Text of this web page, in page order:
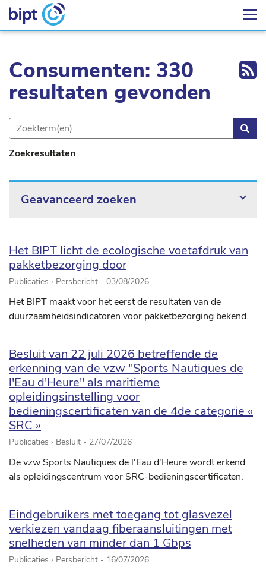
Consumenten: 330
resultaten gevonden
Zoekresultaten
Geavanceerd zoeken
Het BIPT licht de ecologische voetafdruk van
pakketbezorging door
Publicaties › Persbericht - 03/08/2026
Het BIPT maakt voor het eerst de resultaten van de
duurzaamheidsindicatoren voor pakketbezorging bekend.
Besluit van 22 juli 2026 betreffende de
erkenning van de vzw "Sports Nautiques de
l'Eau d'Heure" als maritieme
opleidingsinstelling voor
bedieningscertificaten van de 4de categorie «
SRC »
Publicaties › Besluit - 27/07/2026
De vzw Sports Nautiques de l'Eau d'Heure wordt erkend
als opleidingscentrum voor SRC-bedieningscertificaten.
Eindgebruikers met toegang tot glasvezel
verkiezen vandaag fiberaansluitingen met
snelheden van minder dan 1 Gbps
Publicaties › Persbericht - 16/07/2026